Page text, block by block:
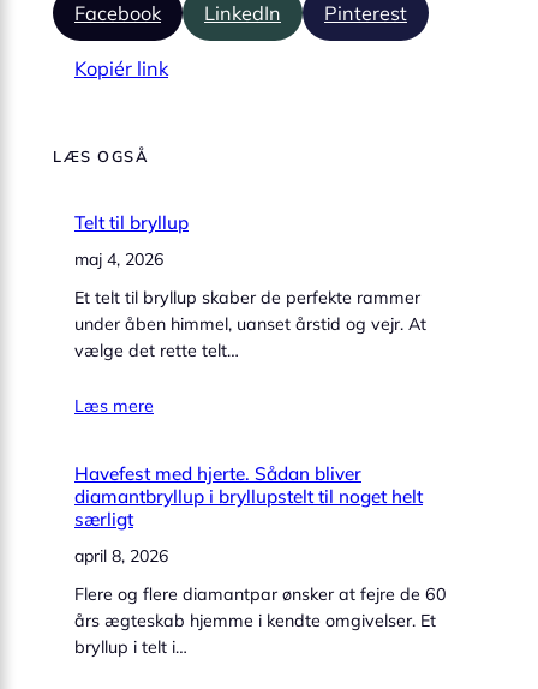
Facebook LinkedIn Pinterest
Kopiér link
LÆS OGSÅ
Telt til bryllup
maj 4, 2026
Et telt til bryllup skaber de perfekte rammer
under åben himmel, uanset årstid og vejr. At
vælge det rette telt…
Læs mere
Havefest med hjerte. Sådan bliver
diamantbryllup i bryllupstelt til noget helt
særligt
april 8, 2026
Flere og flere diamantpar ønsker at fejre de 60
års ægteskab hjemme i kendte omgivelser. Et
bryllup i telt i…